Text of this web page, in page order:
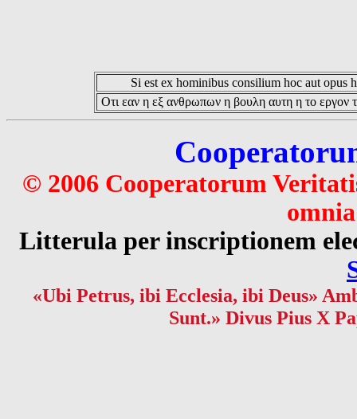
Si est ex hominibus consilium hoc aut opus
Οτι εαν η εξ ανθρωπων η βουλη αυτη η το εργον
© 2006 Cooperatorum
Litterula per inscriptionem
«Ubi Petrus, ibi Ecclesia, ibi Deus»
Sunt.» Divus Pius X